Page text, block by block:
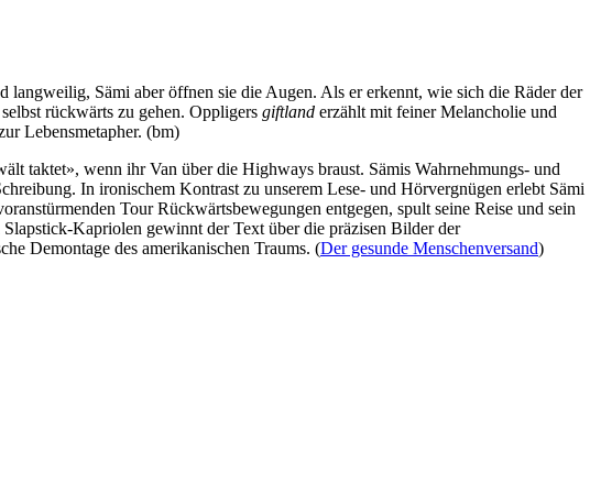
Sämi aber öffnen sie die Augen. Als er erkennt, wie sich die Räder der
rückwärts zu gehen. Oppligers giftland erzählt mit feiner Melancholie und
Lebensmetapher. (bm)
taktet», wenn ihr Van über die Highways braust. Sämis Wahrnehmungs- und
In ironischem Kontrast zu unserem Lese- und Hörvergnügen erlebt Sämi
Tour Rückwärtsbewegungen entgegen, spult seine Reise und sein
Kapriolen gewinnt der Text über die präzisen Bilder der
Demontage des amerikanischen Traums. (Der gesunde Menschenversand)